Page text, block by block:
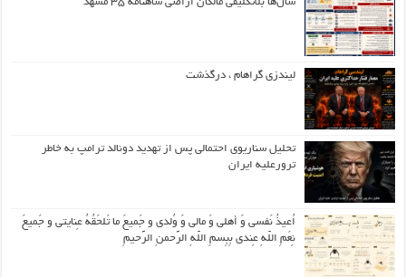
لیندزی گراهام ، درگذشت
تحلیل سناریوی احتمالی پس از تهدید دونالد ترامپ به خاطر
ترورعلیه ایران
اُعیذُ نَفسی وَ أهلی وَ مالی وَ وُلدی و جَمیعَ ما تَلحَقُهُ عِنایتی و جَمیعَ
نِعَمِ اللّهِ عِندی بِبِسمِ اللّهِ الرَّحمنِ الرَّحیمِ